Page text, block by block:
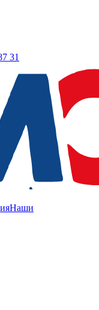
31
Наши